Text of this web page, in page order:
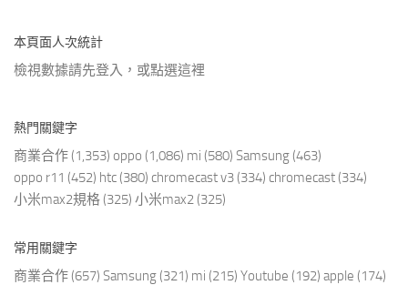
本頁面人次統計
檢視數據請先登入，或點選這裡
熱門關鍵字
商業合作 (1,353) oppo (1,086) mi (580) Samsung (463)
oppo r11 (452) htc (380) chromecast v3 (334) chromecast (334)
小米max2規格 (325) 小米max2 (325)
常用關鍵字
商業合作 (657) Samsung (321) mi (215) Youtube (192) apple (174)